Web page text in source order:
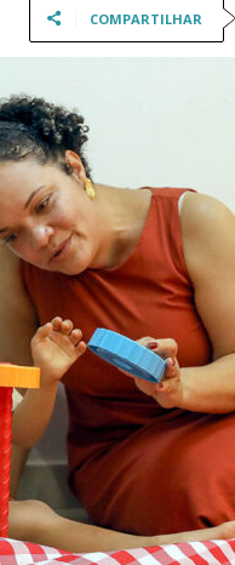
COMPARTILHAR